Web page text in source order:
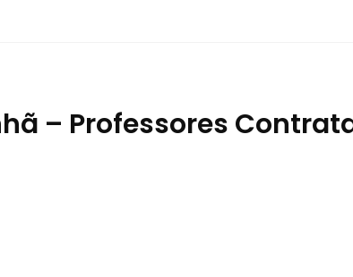
– Professores